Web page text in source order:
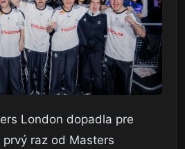
London dopadla pre
prvý raz od Masters